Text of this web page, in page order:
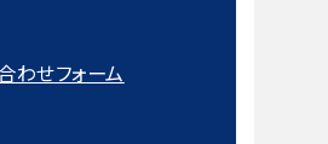
わせフォーム